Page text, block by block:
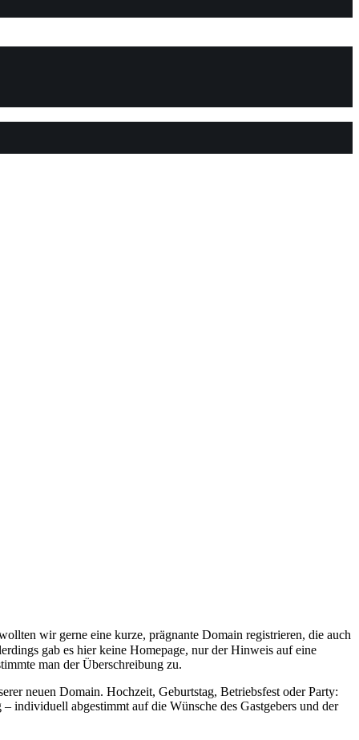
wir gerne eine kurze, prägnante Domain registrieren, die auch
gab es hier keine Homepage, nur der Hinweis auf eine
man der Überschreibung zu.
neuen Domain. Hochzeit, Geburtstag, Betriebsfest oder Party:
individuell abgestimmt auf die Wünsche des Gastgebers und der